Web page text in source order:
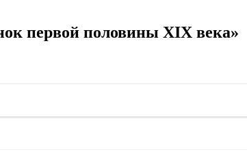
первой половины XIX века»